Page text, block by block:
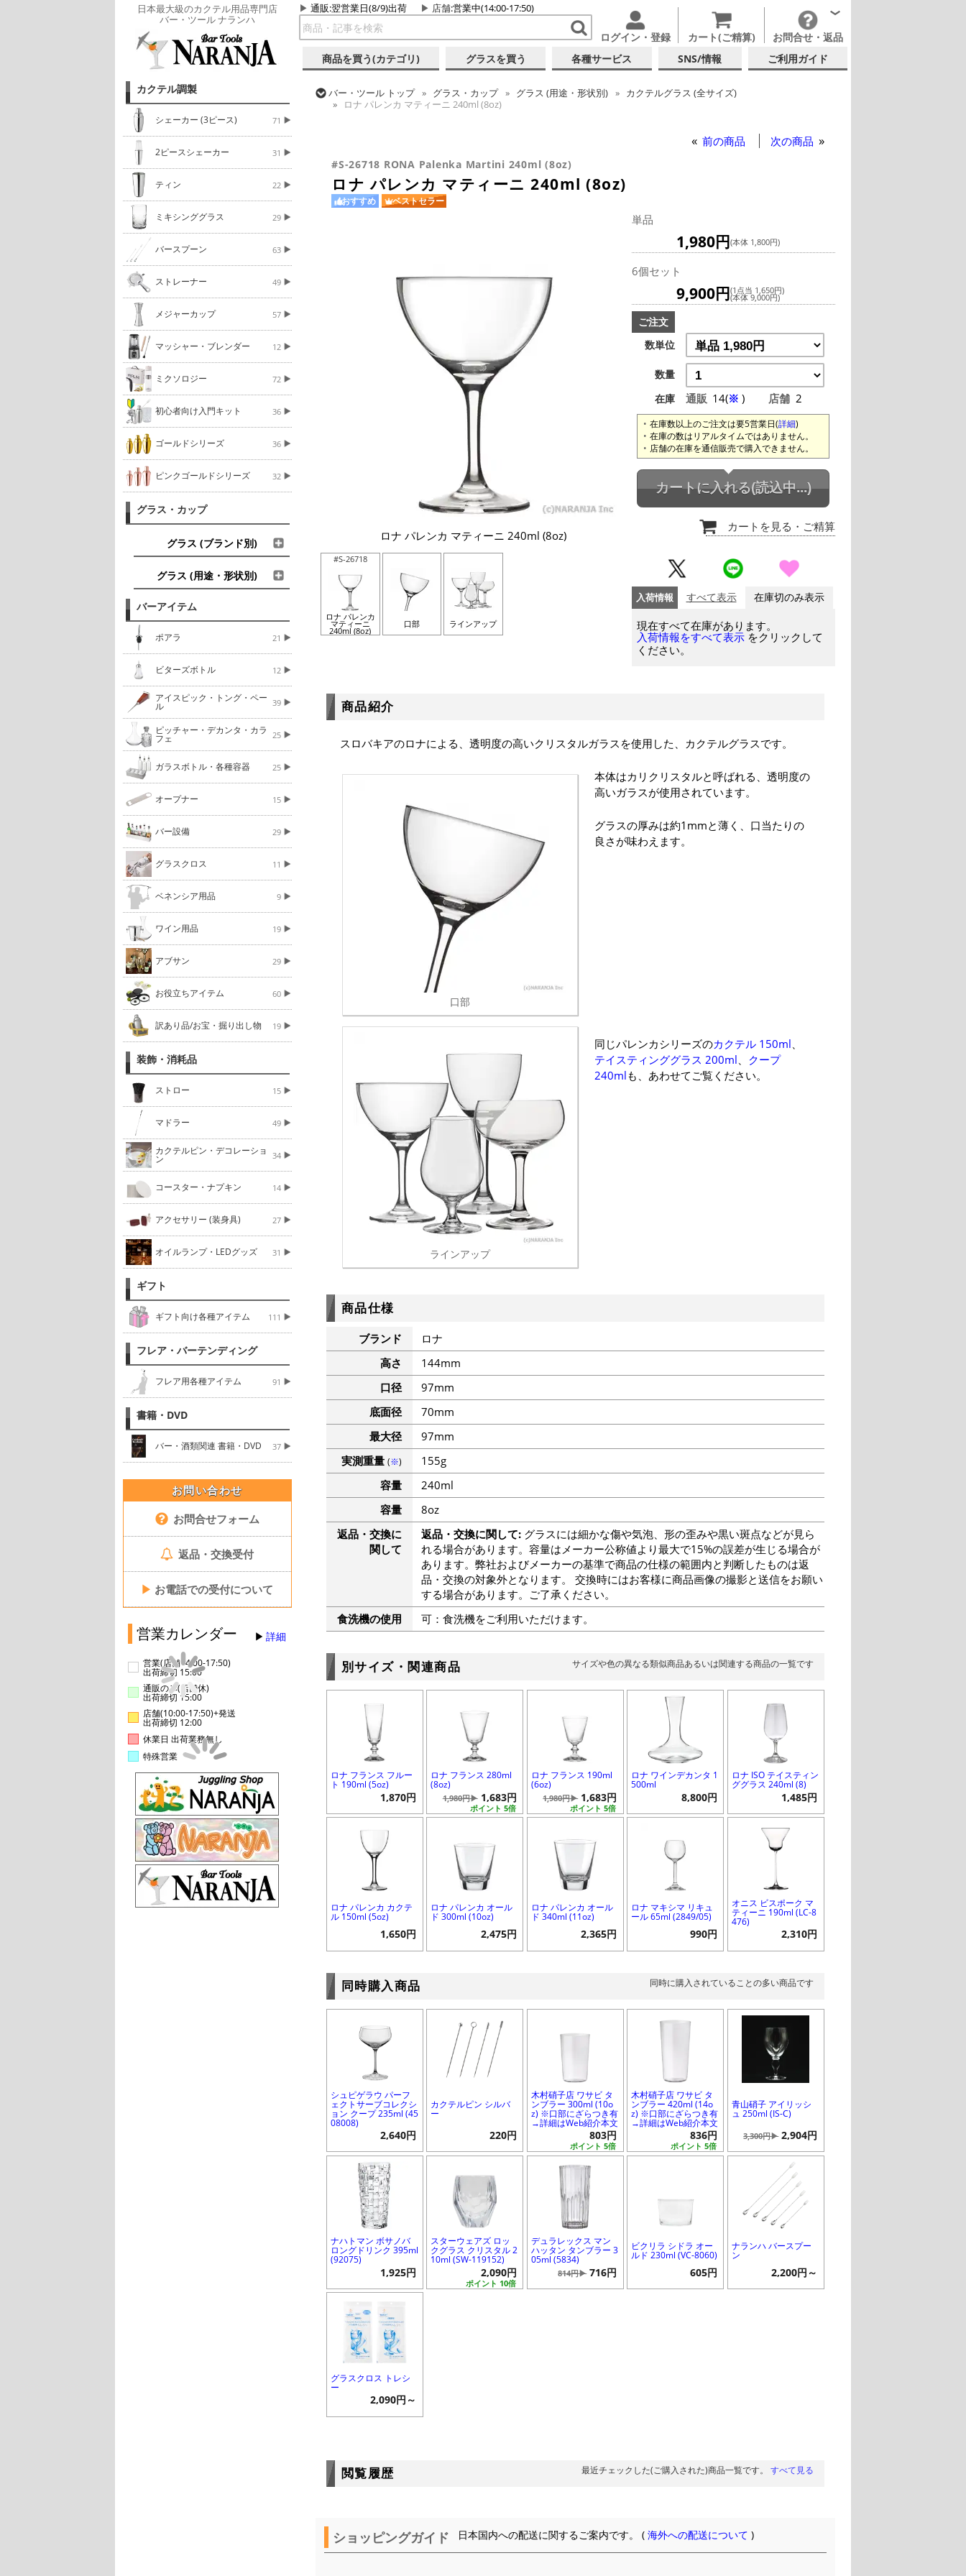
日本最大級のカクテル用品専門店
バー・ツール ナランハ
通販:翌営業日(8/9)出荷 店舗:営業中(14:00-17:50)
ログイン・登録 カート(ご精算) お問合せ・返品
商品を買う(カテゴリ) グラスを買う 各種サービス SNS/情報 ご利用ガイド
カクテル調製
シェーカー (3ピース) 71
2ピースシェーカー 31
ティン 22
ミキシンググラス 29
バースプーン 63
ストレーナー 49
メジャーカップ 57
マッシャー・ブレンダー 12
ミクソロジー 72
初心者向け入門キット 36
ゴールドシリーズ 36
ピンクゴールドシリーズ 32
グラス・カップ
グラス (ブランド別)
グラス (用途・形状別)
バーアイテム
ポアラ 21
ビターズボトル 12
アイスピック・トング・ペー
ル 39
ピッチャー・デカンタ・カラ
フェ 25
ガラスボトル・各種容器 25
オープナー 15
バー設備 29
グラスクロス 11
ベネンシア用品 9
ワイン用品 19
アブサン 29
お役立ちアイテム 60
訳あり品/お宝・掘り出し物 19
装飾・消耗品
ストロー 15
マドラー 49
カクテルピン・デコレーショ
ン 34
コースター・ナプキン 14
アクセサリー (装身具) 27
オイルランプ・LEDグッズ 31
ギフト
ギフト向け各種アイテム 111
フレア・バーテンディング
フレア用各種アイテム 91
書籍・DVD
バー・酒類関連 書籍・DVD 37
お問い合わせ
お問合せフォーム
返品・交換受付
▶ お電話での受付について
営業カレンダー 詳細
営業(店舗14:00-17:50)
出荷締切 15:00
通販のみ(店舗休)
出荷締切 15:00
店舗(10:00-17:50)+発送
出荷締切 12:00
休業日 出荷業務無し
特殊営業
バー・ツール トップ グラス・カップ グラス (用途・形状別)
カクテルグラス (全サイズ)
ロナ パレンカ マティーニ 240ml (8oz)
前の商品 次の商品
#S-26718 RONA Palenka Martini 240ml (8oz)
ロナ パレンカ マティーニ 240ml (8oz)
おすすめ ベストセラー
ロナ パレンカ マティーニ 240ml (8oz)
#S-26718
ロナ パレンカ
マティーニ
240ml (8oz)
口部 ラインアップ
単品
1,980円(本体 1,800円)
6個セット
9,900円(1点当 1,650円)
(本体 9,000円)
ご注文
数単位
数量
在庫
通販 14(※ ) 店舗 2
在庫数以上のご注文は要5営業日(詳細)
在庫の数はリアルタイムではありません。
店舗の在庫を通信販売で購入できません。
カートに入れる(読込中...)
カートを見る ・ご精算
入荷情報 すべて表示 在庫切のみ表示
現在すべて在庫があります。
入荷情報をすべて表示 をクリックして
ください。
商品紹介
スロバキアのロナによる、透明度の高いクリスタルガラスを使用した、カクテルグラスです。
口部
本体はカリクリスタルと呼ばれる、透明度の
高いガラスが使用されています。
グラスの厚みは約1mmと薄く、口当たりの
良さが味わえます。
ラインアップ
同じパレンカシリーズのカクテル 150ml、
テイスティンググラス 200ml、 クープ
240mlも、あわせてご覧ください。
商品仕様
ブランド
ロナ
高さ
144mm
口径
97mm
底面径
70mm
最大径
97mm
実測重量 (※)
155g
容量
240ml
容量
8oz
返品・交換に
関して
返品・交換に関して:グラスには細かな傷や気泡、形の歪みや黒い斑点などが見ら
れる場合があります。容量はメーカー公称値より最大で15%の誤差が生じる場合が
あります。弊社およびメーカーの基準で商品の仕様の範囲内と判断したものは返
品・交換の対象外となります。 交換時にはお客様に商品画像の撮影と送信をお願い
する場合があります。ご了承ください。
食洗機の使用
可：食洗機をご利用いただけます。
別サイズ・関連商品 サイズや色の異なる類似商品あるいは関連する商品の一覧です
ロナ フランス フルー
ト 190ml (5oz)
1,870円
ロナ フランス 280ml
(8oz)
ポイント 5倍
1,980円▶ 1,683円
ロナ フランス 190ml
(6oz)
ポイント 5倍
1,980円▶ 1,683円
ロナ ワインデカンタ 1
500ml
8,800円
ロナ ISO テイスティン
ググラス 240ml (8)
1,485円
ロナ パレンカ カクテ
ル 150ml (5oz)
1,650円
ロナ パレンカ オール
ド 300ml (10oz)
2,475円
ロナ パレンカ オール
ド 340ml (11oz)
2,365円
ロナ マキシマ リキュ
ール 65ml (2849/05)
990円
オニス ビスポーク マ
ティーニ 190ml (LC-8
476)
2,310円
同時購入商品 同時に購入されていることの多い商品です
シュピゲラウ パーフ
ェクトサーブコレクシ
ョン クープ 235ml (45
08008)
2,640円
カクテルピン シルバ
ー
220円
木村硝子店 ワサビ タ
ンブラー 300ml (10o
z) ※口部にざらつき有
→詳細はWeb紹介本文
ポイント 5倍
803円
木村硝子店 ワサビ タ
ンブラー 420ml (14o
z) ※口部にざらつき有
→詳細はWeb紹介本文
ポイント 5倍
836円
青山硝子 アイリッシ
ュ 250ml (IS-C)
3,300円▶ 2,904円
ナハトマン ボサノバ
ロングドリンク 395ml
(92075)
1,925円
スターウェアズ ロッ
クグラス クリスタル 2
10ml (SW-119152)
ポイント 10倍
2,090円
デュラレックス マン
ハッタン タンブラー 3
05ml (5834)
814円▶ 716円
ビクリラ シドラ オー
ルド 230ml (VC-8060)
605円
ナランハ バースプー
ン
2,200円～
グラスクロス トレシ
ー
2,090円～
閲覧履歴 最近チェックした(ご購入された)商品一覧です。 すべて見る
ショッピングガイド 日本国内への配送に関するご案内です。 (海外への配送について )